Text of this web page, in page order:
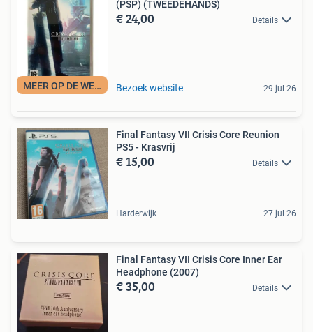
MEER OP DE WEBSITE
(PSP) (TWEEDEHANDS)
€ 24,00 Details
Bezoek website 29 jul 26
Final Fantasy VII Crisis Core Reunion
PS5 - Krasvrij
€ 15,00 Details
Harderwijk 27 jul 26
Final Fantasy VII Crisis Core Inner Ear
Headphone (2007)
€ 35,00 Details